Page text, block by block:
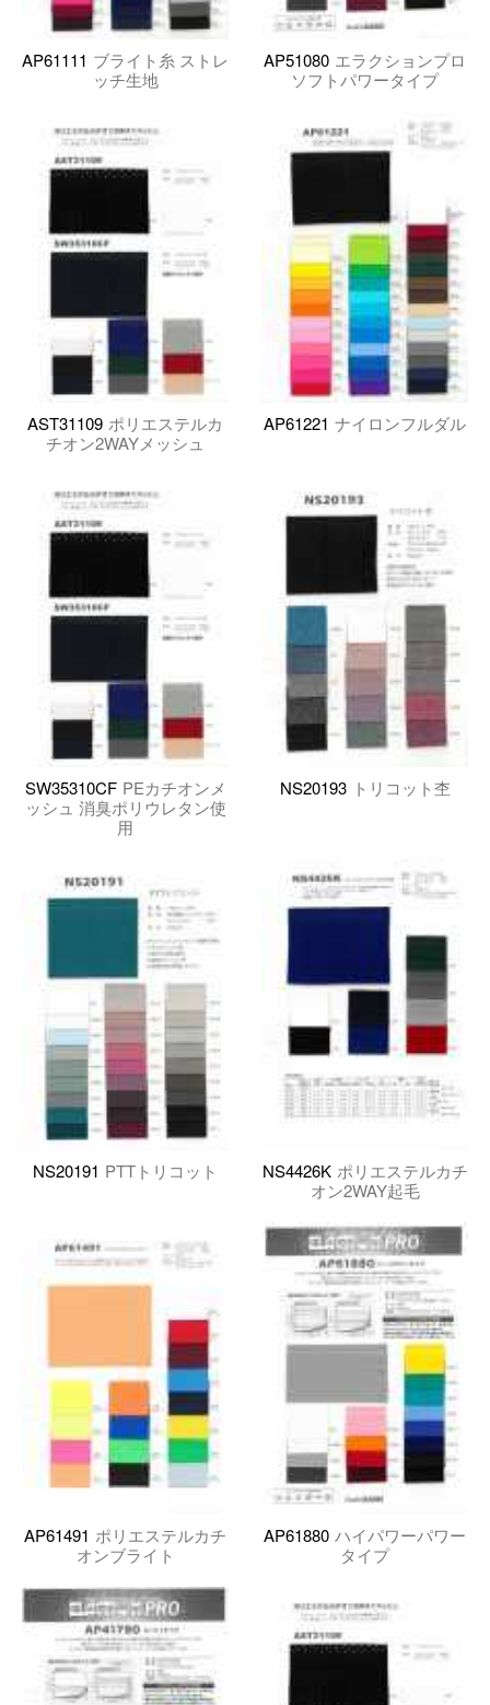
AP61111 ブライト糸 ストレ
ッチ生地
AP51080 エラクションプロ
ソフトパワータイプ
AST31109 ポリエステルカ
チオン2WAYメッシュ
AP61221 ナイロンフルダル
SW35310CF PEカチオンメ
ッシュ 消臭ポリウレタン使
用
NS20193 トリコット杢
NS20191 PTTトリコット NS4426K ポリエステルカチ
オン2WAY起毛
AP61491 ポリエステルカチ
オンブライト
AP61880 ハイパワーパワー
タイプ